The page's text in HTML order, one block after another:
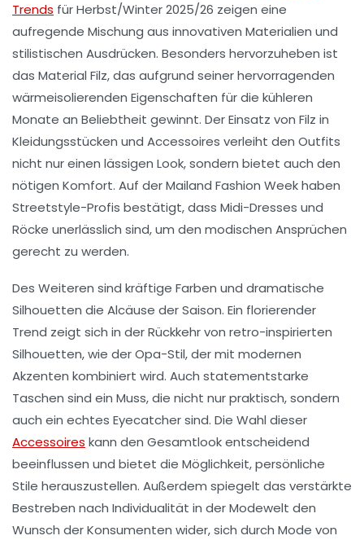
Trends für Herbst/Winter 2025/26 zeigen eine
aufregende Mischung aus innovativen Materialien und
stilistischen Ausdrücken. Besonders hervorzuheben ist
das Material Filz, das aufgrund seiner hervorragenden
wärmeisolierenden Eigenschaften für die kühleren
Monate an Beliebtheit gewinnt. Der Einsatz von Filz in
Kleidungsstücken und Accessoires verleiht den Outfits
nicht nur einen lässigen Look, sondern bietet auch den
nötigen Komfort. Auf derMailand Fashion Weekhaben
Streetstyle-Profis bestätigt, dass Midi-Dresses und
Röcke unerlässlich sind, um den modischen Ansprüchen
gerecht zu werden.
Des Weiteren sind kräftige Farben und dramatische
Silhouetten die Alcäuse der Saison. Ein florierender
Trend zeigt sich in der Rückkehr von retro-inspirierten
Silhouetten, wie derOpa-Stil, der mit modernen
Akzenten kombiniert wird. Auch statementstarke
Taschen sind ein Muss, die nicht nur praktisch, sondern
auch ein echtes Eyecatcher sind. Die Wahl dieser
Accessoires kann den Gesamtlook entscheidend
beeinflussen und bietet die Möglichkeit, persönliche
Stile herauszustellen. Außerdem spiegelt das verstärkte
Bestreben nach Individualität in der Modewelt den
Wunsch der Konsumenten wider, sich durch Mode von